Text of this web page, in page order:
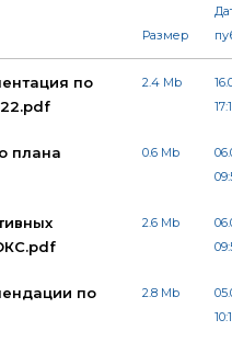
Размер
по
2.4 Mb
плана
0.6 Mb
2.6 Mb
по
2.8 Mb